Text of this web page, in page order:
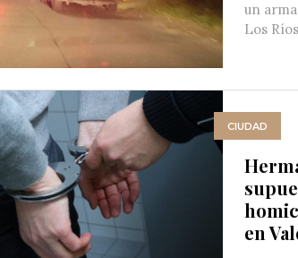
un
Los
CIUDAD
en